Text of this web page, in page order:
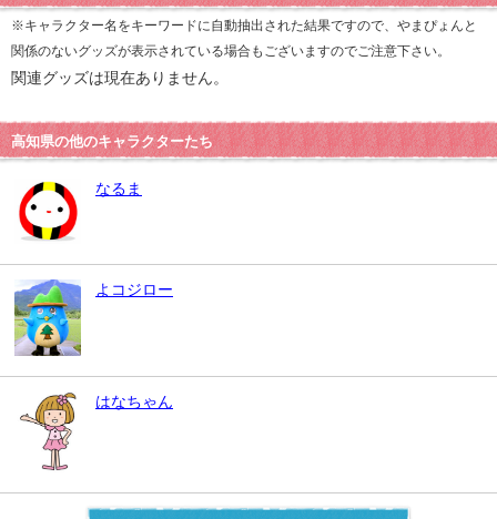
※キャラクター名をキーワードに自動抽出された結果ですので、やまぴょんと
関係のないグッズが表示されている場合もございますのでご注意下さい。
関連グッズは現在ありません。
高知県の他のキャラクターたち
なるま
よコジロー
はなちゃん